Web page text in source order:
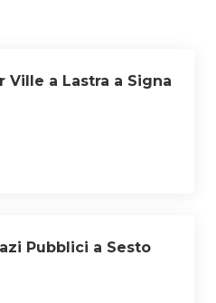
Ville a Lastra a Signa
Pubblici a Sesto